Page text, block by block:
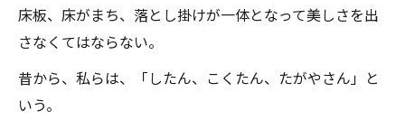
床板、床がまち、落とし掛けが一体となって美しさを出
さなくてはならない。
昔から、私らは、「したん、こくたん、たがやさん」と
いう。